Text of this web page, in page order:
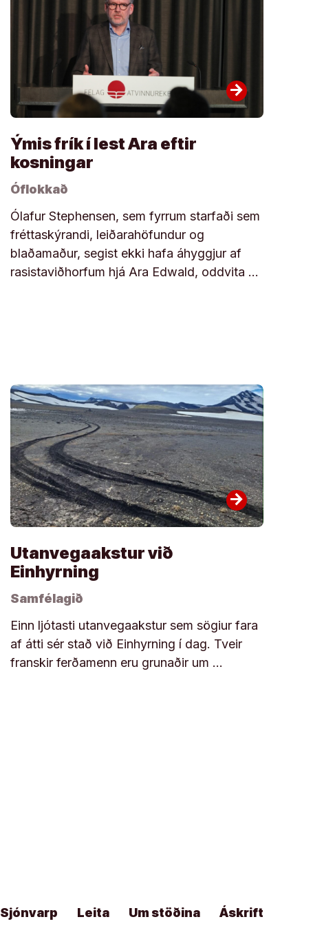
arrow_forward
Ýmis frík í lest Ara eftir
kosningar
Óflokkað
Ólafur Stephensen, sem fyrrum starfaði sem
fréttaskýrandi, leiðarahöfundur og
blaðamaður, segist ekki hafa áhyggjur af
rasistaviðhorfum hjá Ara Edwald, oddvita …
arrow_forward
Utanvegaakstur við
Einhyrning
Samfélagið
Einn ljótasti utanvegaakstur sem sögiur fara
af átti sér stað við Einhyrning í dag. Tveir
franskir ferðamenn eru grunaðir um …
Sjónvarp Leita Um stöðina Áskrift